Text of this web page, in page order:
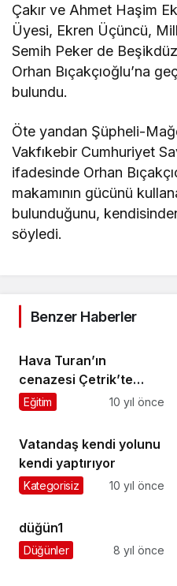
Çakır ve Ahmet Haşim
Üyesi, Ekren Üçüncü,
Semih Peker de
Orhan Bıçakçıoğlu’na
bulundu.
Öte yandan Şüpheli-
Vakfıkebir Cumhuriyet
ifadesinde Orhan
makamının gücünü
bulunduğunu,
söyledi.
Benzer Haberler
Hava Turan’ın
cenazesi Çetrik’te
toprağa verildi
Eğitim 10 yıl önce
Vatandaş kendi yolunu
kendi yaptırıyor
Kategorisiz 10 yıl önce
düğün1
Düğünler 8 yıl önce